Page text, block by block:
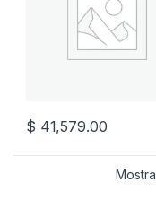
$ 41,579.00